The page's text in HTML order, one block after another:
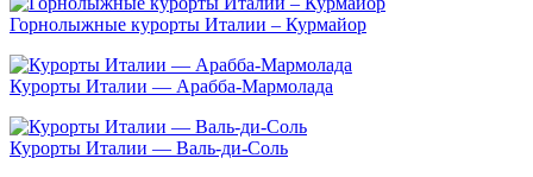
Горнолыжные курорты Италии – Курмайор
Курорты Италии — Арабба-Мармолада
Курорты Италии — Валь-ди-Соль